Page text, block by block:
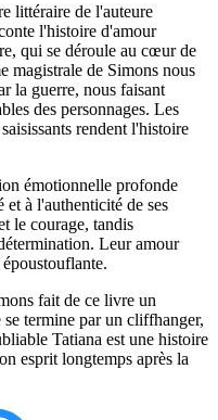
littéraire de l'auteure
l'histoire d'amour
qui se déroule au cœur de
magistrale de Simons nous
la guerre, nous faisant
des personnages. Les
rendent l'histoire
émotionnelle profonde
et à l'authenticité de ses
le courage, tandis
Leur amour
fait de ce livre un
termine par un cliffhanger,
Tatiana est une histoire
esprit longtemps après la